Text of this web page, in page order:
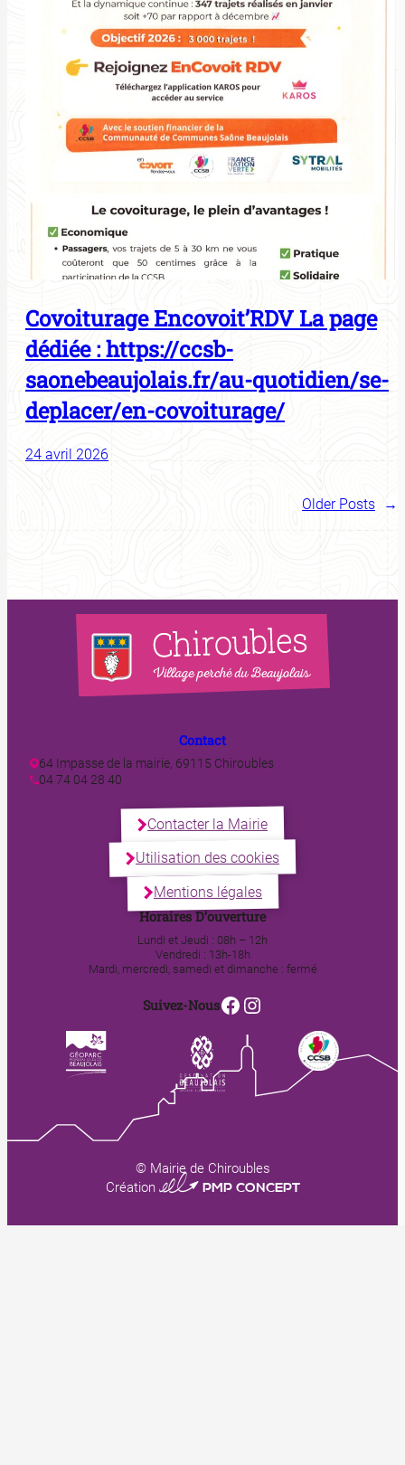
Covoiturage Encovoit’RDV La page
dédiée : https://ccsb-
saonebeaujolais.fr/au-quotidien/se-
deplacer/en-covoiturage/
24 avril 2026
Older Posts →
Contact
64 Impasse de la mairie, 69115 Chiroubles
04 74 04 28 40
Contacter la Mairie
Utilisation des cookies
Mentions légales
Horaires D’ouverture
Lundi et Jeudi : 08h – 12h
Vendredi : 13h-18h
Mardi, mercredi, samedi et dimanche : fermé
Suivez-NousFacebook
Instagram
© Mairie de Chiroubles
Création 0123 PMP CONCEPT